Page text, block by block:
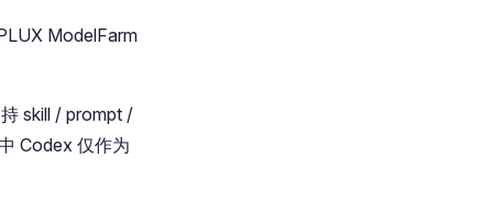
ModelFarm
skill / prompt /
Codex 仅作为